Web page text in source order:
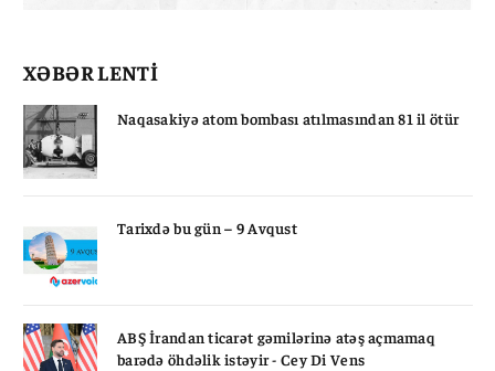
XƏBƏR LENTİ
Naqasakiyə atom bombası atılmasından 81 il ötür
Tarixdə bu gün – 9 Avqust
ABŞ İrandan ticarət gəmilərinə atəş açmamaq
barədə öhdəlik istəyir - Cey Di Vens